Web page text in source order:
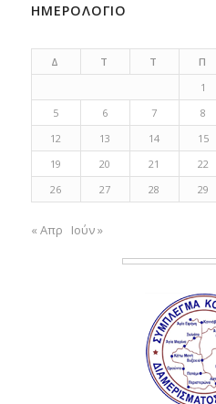
ΗΜΕΡΟΛΟΓΙΟ
Δ Τ Τ Π
1
5
6 7 8
12
13 14 15
19
20 21 22
26
27 28 29
« Απρ Ιούν »